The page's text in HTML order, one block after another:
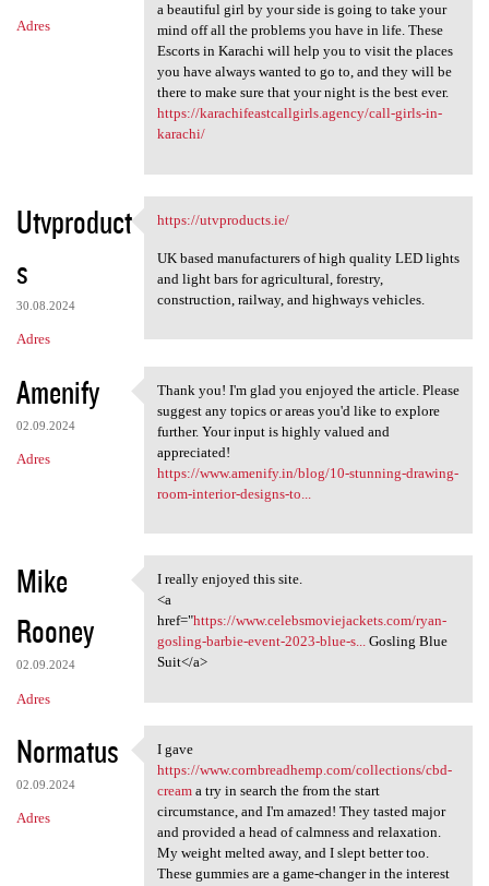
Adres
a beautiful girl by your side is going to take your
mind off all the problems you have in life. These
Escorts in Karachi will help you to visit the places
you have always wanted to go to, and they will be
there to make sure that your night is the best ever.
https://karachifeastcallgirls.agency/call-girls-in-
karachi/
Utvproduct
s
30.08.2024
Adres
https://utvproducts.ie/
https://utvproducts.ie/
UK based manufacturers of high quality LED lights
and light bars for agricultural, forestry,
construction, railway, and highways vehicles.
Amenify
02.09.2024
Adres
Thank you! I'm glad you
Thank you! I'm glad you enjoyed the article. Please
suggest any topics or areas you'd like to explore
further. Your input is highly valued and
appreciated!
https://www.amenify.in/blog/10-stunning-drawing-
room-interior-designs-to...
Mike
Rooney
02.09.2024
Adres
I really enjoyed this site.
I really enjoyed this site.
<a
href="https://www.celebsmoviejackets.com/ryan-
gosling-barbie-event-2023-blue-s...Gosling Blue
Suit</a>
Normatus
02.09.2024
Adres
I gave https://www
I gave
https://www.cornbreadhemp.com/collections/cbd-
creama try in search the from the start
circumstance, and I'm amazed! They tasted major
and provided a head of calmness and relaxation.
My weight melted away, and I slept better too.
These gummies are a game-changer in the interest